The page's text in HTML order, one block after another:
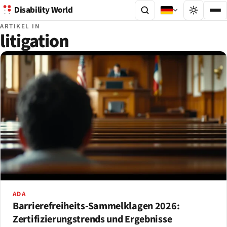
Disability World
ARTIKEL IN
litigation
ADA
Barrierefreiheits-Sammelklagen 2026:
Zertifizierungstrends und Ergebnisse